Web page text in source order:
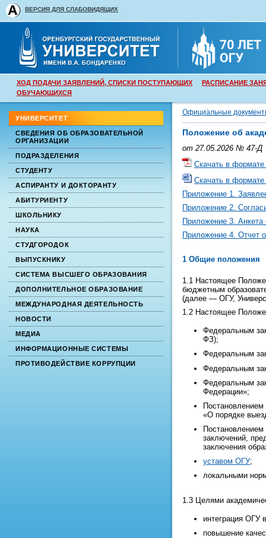
ВЕРСИЯ ДЛЯ СЛАБОВИДЯЩИХ
ХОД ПОДАЧИ ЗАЯВЛЕНИЙ, СПИСКИ ПОСТУПАЮЩИХ
РАСПИСАНИЕ
ОБУЧАЮЩИХСЯ
УНИВЕРСИТЕТ
СВЕДЕНИЯ ОБ ОБРАЗОВАТЕЛЬНОЙ
ОРГАНИЗАЦИИ
ПОДРАЗДЕЛЕНИЯ
СТУДЕНТУ
АСПИРАНТУ И ДОКТОРАНТУ
АБИТУРИЕНТУ
ШКОЛЬНИКУ
НАУКА
СТУДГОРОДОК
ВЫПУСКНИКУ
СИСТЕМА ВЫСШЕГО ОБРАЗОВАНИЯ
ДОПОЛНИТЕЛЬНОЕ ОБРАЗОВАНИЕ
МЕЖДУНАРОДНАЯ ДЕЯТЕЛЬНОСТЬ
НОВОСТИ
МЕДИА
ИНФОРМАЦИОННЫЕ СИСТЕМЫ
ПРОТИВОДЕЙСТВИЕ КОРРУПЦИИ
Официальные
Положение об
от 27.05.2026 № 47-Д
Скачать в формате
Скачать в формате
Приложение 1.
Приложение 2.
Приложение 3.
Приложение 4. Отчет
1 Общие положения
1.1 Настоящее
бюджетным
(далее — ОГУ,
1.2 Настоящее
Федеральным
ФЗ);
Федеральным
Федеральным
Федеральным
Федерации»;
«О порядке
заключений,
заключения
уставом ОГУ;
локальными
1.3 Целями
интеграция ОГУ
повышение